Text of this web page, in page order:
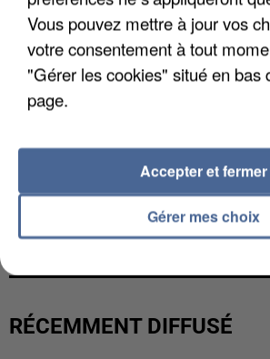
UNE TOURISTE DE L’OISE
COULÉE DE BOUE EN HAUTE-
RÉCEMMENT DIFFUSÉ
Vous pouvez mettre à jour vos
votre consentement à tout
"Gérer les cookies" situé en bas
page.
Gérer mes choix
Accepter et fermer